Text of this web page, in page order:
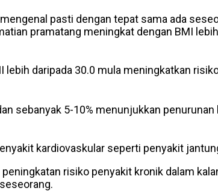
pasti dengan tepat sama ada
pramatang meningkat dengan BMI
daripada 30.0 mula meningkatkan
sebanyak 5-10% menunjukkan
kardiovaskular seperti penyakit
risiko penyakit kronik dalam